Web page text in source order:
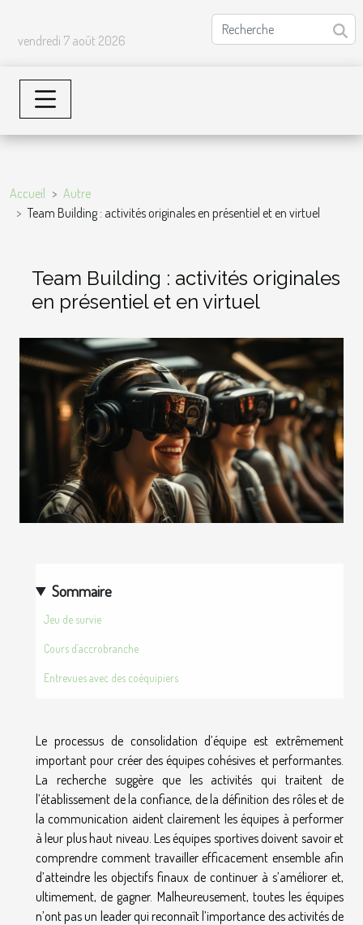
vendredi 7 août 2026
Accueil
Autre
Team Building : activités originales en présentiel et en virtuel
Team Building : activités originales
en présentiel et en virtuel
Sommaire
Jeu de survie
Cours d’accrobranche
Entrevues avec des coéquipiers
Le processus de consolidation d’équipe est extrêmement
important pour créer des équipes cohésives et performantes.
La recherche suggère que les activités qui traitent de
l’établissement de la confiance, de la définition des rôles et de
la communication aident clairement les équipes à performer
à leur plus haut niveau. Les équipes sportives doivent savoir et
comprendre comment travailler efficacement ensemble afin
d’atteindre les objectifs finaux de continuer à s’améliorer et,
ultimement, de gagner. Malheureusement, toutes les équipes
n’ont pas un leader qui reconnaît l’importance des activités de